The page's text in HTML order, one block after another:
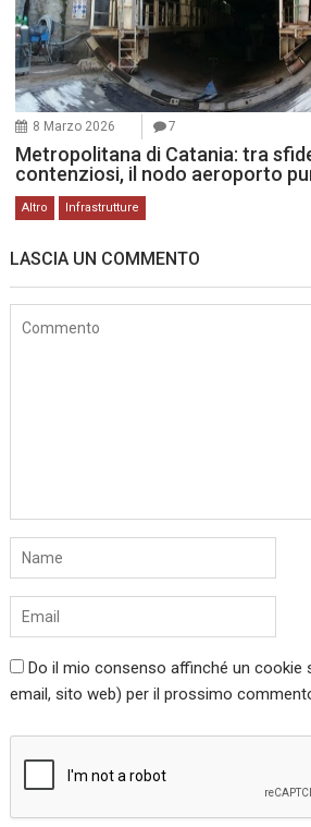
8 Marzo 2026 7
Metropolitana di Catania: tra
contenziosi, il nodo aeroporto
Altro Infrastrutture
LASCIA UN COMMENTO
Do il mio consenso affinché un cookie
email, sito web) per il prossimo